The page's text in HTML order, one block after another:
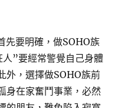
要明確，做SOHO族
”要經常警覺自己身體
外，選擇做SOHO族前
身在家奮鬥事業，必然